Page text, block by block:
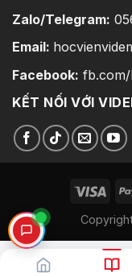
Zalo/Telegram:
Email:
Facebook: fb.com/
KẾT NỐI VỚI